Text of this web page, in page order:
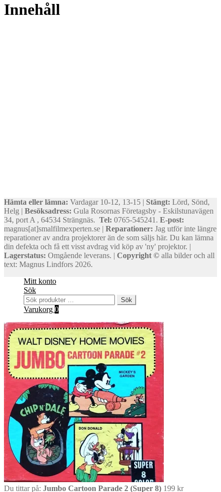
Innehåll
Hämta eller lämna: Vardagar 10-12, 13-15 | Stängt: Lörd, Sönd,
Helg | Besöksadress: Gula Rosornas Företagsby - Eskilstunavägen
34, port A , 64534 Strängnäs. Tel: 0765-545241. E-post:
magnus[at]smalfilmexperten.se | Reparationer: Jag utför inte längre
reparationer av andra projektorer än de som säljs här. Du kan lämna
din defekta och få ett visst avdrag vid köp av 'ny' projektor. |
Lagerstatus: Omgående leverans. | Copyright © alla bilder och all
text: Magnus Lindfors 2026.
Mitt konto
Sök
Sök
efter:
Sök
Varukorg 0
Du tittar på: Jumbo Cartoon Parade 2 (Super 8) 199 kr